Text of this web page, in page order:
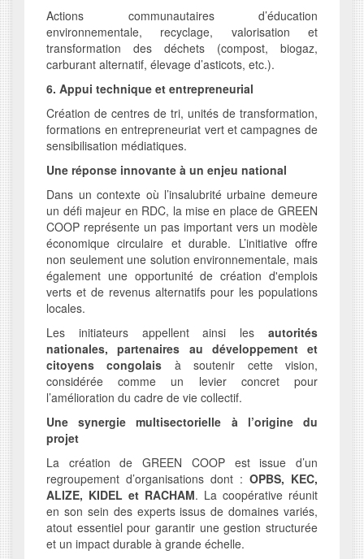
Actions communautaires d’éducation
environnementale, recyclage, valorisation et
transformation des déchets (compost, biogaz,
carburant alternatif, élevage d’asticots, etc.).
6. Appui technique et entrepreneurial
Création de centres de tri, unités de transformation,
formations en entrepreneuriat vert et campagnes de
sensibilisation médiatiques.
Une réponse innovante à un enjeu national
Dans un contexte où l’insalubrité urbaine demeure
un défi majeur en RDC, la mise en place de GREEN
COOP représente un pas important vers un modèle
économique circulaire et durable. L’initiative offre
non seulement une solution environnementale, mais
également une opportunité de création d'emplois
verts et de revenus alternatifs pour les populations
locales.
Les initiateurs appellent ainsi les autorités
nationales, partenaires au développement et
citoyens congolais à soutenir cette vision,
considérée comme un levier concret pour
l’amélioration du cadre de vie collectif.
Une synergie multisectorielle à l’origine du
projet
La création de GREEN COOP est issue d’un
regroupement d’organisations dont : OPBS, KEC,
ALIZE, KIDEL et RACHAM. La coopérative réunit
en son sein des experts issus de domaines variés,
atout essentiel pour garantir une gestion structurée
et un impact durable à grande échelle.